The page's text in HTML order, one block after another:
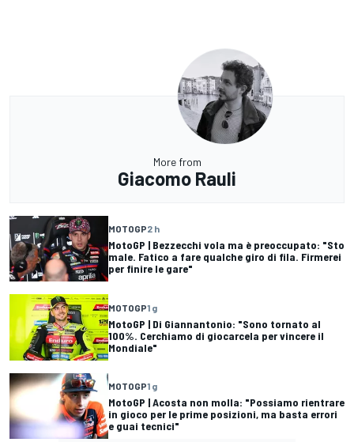
More from
Giacomo Rauli
MOTOGP2 h
MotoGP | Bezzecchi vola ma è preoccupato: "Sto
male. Fatico a fare qualche giro di fila. Firmerei
per finire le gare"
MOTOGP1 g
MotoGP | Di Giannantonio: "Sono tornato al
100%. Cerchiamo di giocarcela per vincere il
Mondiale"
MOTOGP1 g
MotoGP | Acosta non molla: "Possiamo rientrare
in gioco per le prime posizioni, ma basta errori
e guai tecnici"